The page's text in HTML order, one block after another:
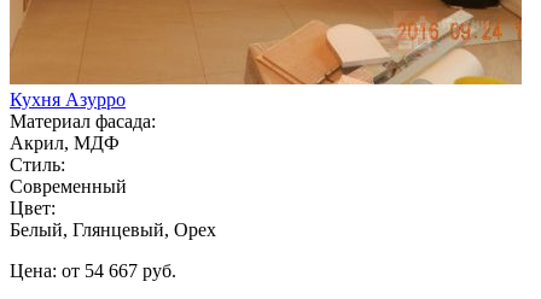
Кухня Азурро
Материал фасада:
Акрил, МДФ
Стиль:
Современный
Цвет:
Белый, Глянцевый, Орех
Цена: от 54 667 руб.